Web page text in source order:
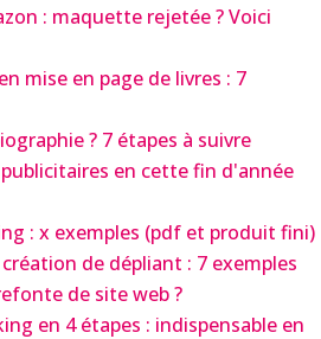
: maquette rejetée ? Voici
mise en page de livres : 7
? 7 étapes à suivre
en cette fin d'année
: x exemples (pdf et produit fini)
de dépliant : 7 exemples
de site web ?
en 4 étapes : indispensable en